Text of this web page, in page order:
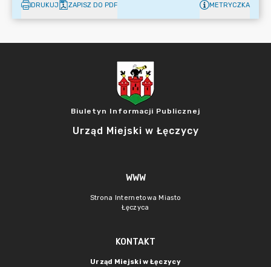
DRUKUJ ZAPISZ DO PDF METRYCZKA
Biuletyn Informacji Publicznej
Urząd Miejski w Łęczycy
WWW
Strona Internetowa Miasto
Łęczyca
KONTAKT
Urząd Miejski w Łęczycy